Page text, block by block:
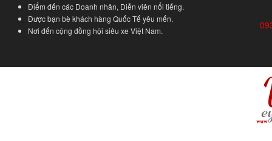
Điểm đến các Doanh nhân, Diễn viên nổi tiếng.
Được bạn bè khách hàng Quốc Tế yêu mến.
Nơi đến cộng đồng hội siêu xe Việt Nam.